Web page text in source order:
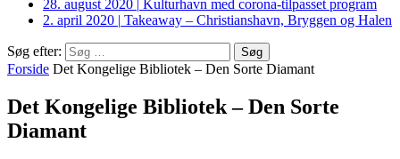
28. august 2020 | Kulturhavn med corona-tilpasset program
2. april 2020 | Takeaway – Christianshavn, Bryggen og Halen
Søg efter:
Forside Det Kongelige Bibliotek – Den Sorte Diamant
Det Kongelige Bibliotek – Den Sorte
Diamant